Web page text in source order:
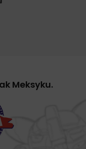
Meksyku.